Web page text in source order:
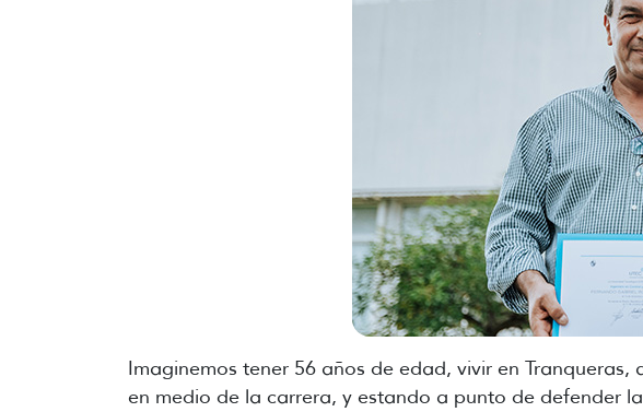
Imaginemos tener 56 años de edad, vivir en
en medio de la carrera, y estando a punto de defender